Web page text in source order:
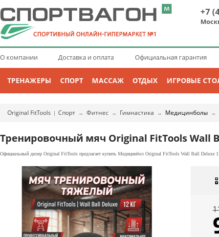
+7
О компании Доставка и оплата Официальная гарантия
ТРЕНАЖЕРЫ СПОРТ МАССАЖ ОТДЫХ ИГРОВЫЕ
Original FitTools | Спорт → Фитнес → Гимнастика → Медицинболы →
Тренировочный мяч Original FitTools Wall
Официальный дилер Original FitTools предлагает купить Медицинбол Original FitTools Wall Ball Deluxe